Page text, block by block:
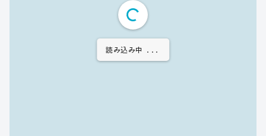
読み込み中 ...